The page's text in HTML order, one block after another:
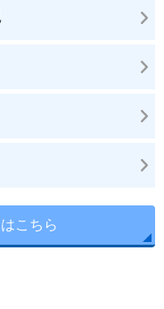
こちら